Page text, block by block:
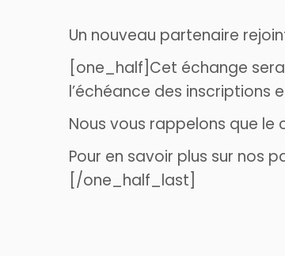
Un nouveau partenaire
[one_half]Cet échange
l’échéance des inscriptions
Nous vous rappelons que le
Pour en savoir plus sur nos
[/one_half_last]